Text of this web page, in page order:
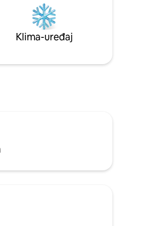
najboljih teretana i
u Cangguu te samo 5
plaže Pereranan.
Klima-uređaj